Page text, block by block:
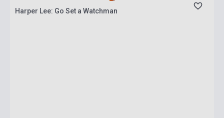
Harper Lee: Go Set a Watchman